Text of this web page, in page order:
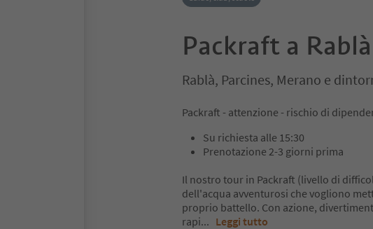
Packraft a Rablà
Rablà, Parcines, Merano e
Packraft - attenzione - rischio di
Su richiesta alle 15:30
Prenotazione 2-3 giorni prima
Il nostro tour in Packraft (livello di
dell'acqua avventurosi che vogliono
proprio battello. Con azione,
rapi... Leggi tutto